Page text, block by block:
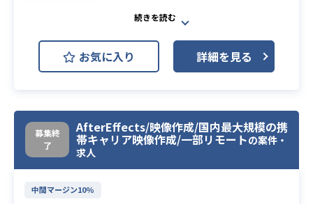
ybook / Webpack
インフラ: AWS(EC2 / RDS / ElastiCa
che / S3 / ElasticsearchService / La
mbda / ElasticBeanstalkなど)
cleCI / Engine Yard
その他主要なツール: GitHub / Slack
/ JIRA / Notion / Google Spreadshe
et
【案件概要】
Fintech共通のサービスを提供してい
る開発運用チームにて、Azureクラウ
ド環境を運用し、
タスクの実行をしていただけるAzure
専門知識を持つインフラエンジニア
を募集しております。
お気に入り 詳細を見る
募集終
了
AfterEffects/映像作成/国内最大規模の携
帯キャリア映像作成/一部リモートの案件・
求人
中間マージン10%